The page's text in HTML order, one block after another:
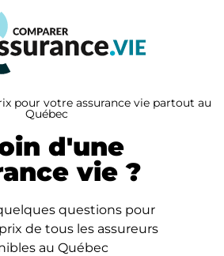
pour votre assurance vie partout au
Québec
d'une
vie ?
questions pour
de tous les assureurs
au Québec